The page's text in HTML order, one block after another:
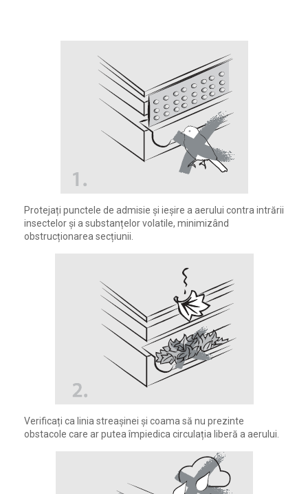
Protejați punctele de admisie și ieșire a aerului contra intrării
insectelor și a substanțelor volatile, minimizând
obstrucționarea secțiunii.
Verificați ca linia streașinei și coama să nu prezinte
obstacole care ar putea împiedica circulația liberă a aerului.